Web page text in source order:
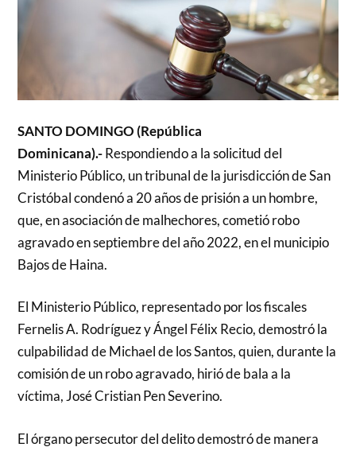
SANTO DOMINGO (República
Dominicana).-Respondiendo a la solicitud del
Ministerio Público, un tribunal de la jurisdicción de San
Cristóbal condenó a 20 años de prisión a un hombre,
que, en asociación de malhechores, cometió robo
agravado en septiembre del año 2022, en el municipio
Bajos de Haina.
El Ministerio Público, representado por los fiscales
Fernelis A. Rodríguez y Ángel Félix Recio, demostró la
culpabilidad de Michael de los Santos, quien, durante la
comisión de un robo agravado, hirió de bala a la
víctima, José Cristian Pen Severino.
El órgano persecutor del delito demostró de manera